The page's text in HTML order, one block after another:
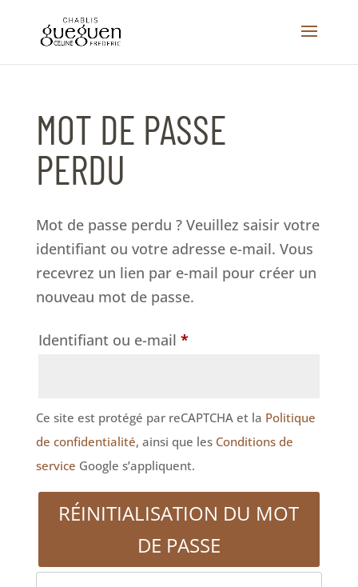
MOT DE PASSE
PERDU
Mot de passe perdu ? Veuillez saisir votre
identifiant ou votre adresse e-mail. Vous
recevrez un lien par e-mail pour créer un
nouveau mot de passe.
Identifiant ou e-mail *Obligatoire
Ce site est protégé par reCAPTCHA et la Politique
de confidentialité, ainsi que les Conditions de
service Google s’appliquent.
RÉINITIALISATION DU MOT
DE PASSE